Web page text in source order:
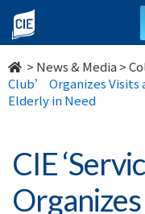
CIE
‘Service
Learning
Club’
Organizes
Visits
> News & Media >
Club’ Organizes Visits
Elderly in Need
CIE